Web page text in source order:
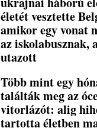
életét vesztette
amikor egy vonat
az iskolabusznak,
utazott
Több mint egy
találták meg az
vitorlázót: alig
tartotta életben